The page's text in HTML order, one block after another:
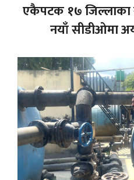
एकैपटक १७ जिल्लाका
नयाँ सीडीओमा